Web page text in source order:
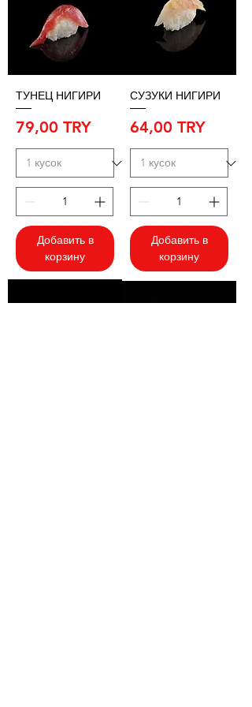
ТУНЕЦ НИГИРИ
Цена
79,00 TRY
Добавить в
корзину
СУЗУКИ НИГИРИ
Цена
64,00 TRY
Добавить в
корзину